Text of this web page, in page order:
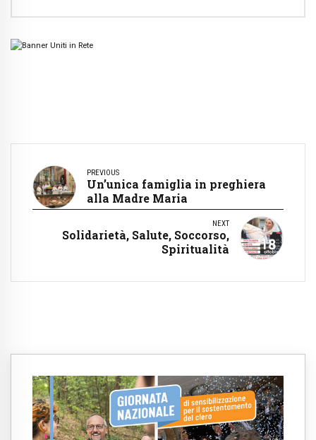
PREVIOUS
Un’unica famiglia in preghiera
alla Madre Maria
NEXT
Solidarietà, Salute, Soccorso,
Spiritualità